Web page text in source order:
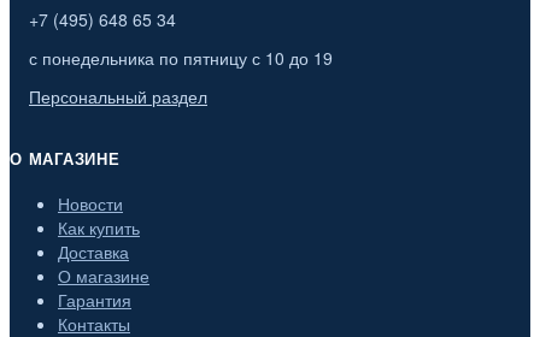
+7 (495) 648 65 34
с понедельника по пятницу с 10 до 19
Персональный раздел
О МАГАЗИНЕ
Новости
Как купить
Доставка
О магазине
Гарантия
Контакты